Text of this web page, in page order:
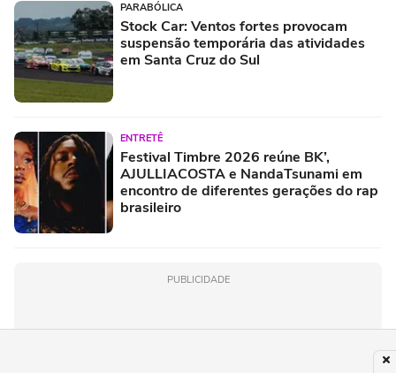
PARABÓLICA
Stock Car: Ventos fortes provocam
suspensão temporária das atividades
em Santa Cruz do Sul
ENTRETÊ
Festival Timbre 2026 reúne BK’,
AJULLIACOSTA e NandaTsunami em
encontro de diferentes gerações do rap
brasileiro
PUBLICIDADE